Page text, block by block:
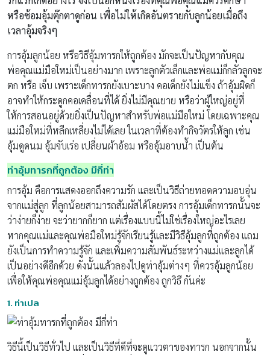
หรือซ้อมอุ้มตุ๊กตาดูก่อน เพื่อไม่ให้เกิดอันตรายกับลูกน้อยเมื่อถึง
เวลาอุ้มจริงๆ
การอุ้มลูกน้อย หรือวิธีอุ้มทารกให้ถูกต้อง มักจะเป็นปัญหากับคุณ
พ่อคุณแม่มือใหม่เป็นอย่างมาก เพราะลูกตัวเล็กและพ่อแม่ก็กลัวลูกจะ
ตก หรือ เจ็บ เพราะเด็กทารกยังเบาะบาง คอเด็กยังไม่แข็ง ถ้าอุ้มผิดก็
อาจทำให้กระดูกคอเคลื่อนที่ได้ ยิ่งไม่มีคุณยาย หรือว่าผู้ใหญ่อยู่ที่
ให้การสอนอยู่ด้วยยิ่งเป็นปัญหาสำหรับพ่อแม่มือใหม่ โดยเฉพาะคุณ
แม่มือใหม่ที่หลีกเหลี่ยงไม่ได้เลย ในเวลาที่ต้องทำกิจวัตรให้ลูก เช่น
อุ้มดูดนม อุ้มจับเร่อ เปลี่ยนผ้าอ้อม หรืออุ้มอาบน้ำ เป็นต้น
ท่าอุ้มทารกที่ถูกต้อง มีกี่ท่า
การอุ้ม คือการแสดงออกถึงความรัก และเป็นวิธีถ่ายทอดความอบอุ่น
จากแม่สู่ลูก ที่ลูกน้อยสามารถสัมผัสได้โดยตรง การอุ้มเด็กทารกนั้นจะ
ว่าง่ายก็ง่าย จะว่ายากก็ยาก แต่เรื่องแบบนี้ไม่ใช่เรื่องใหญ่อะไรเลย
หากคุณแม่และคุณพ่อมือใหม่รู้จักเรียนรู้และมีวิธีอุ้มลูกที่ถูกต้อง แถม
ยังเป็นการทำความรู้จัก และเพิ่มความสัมพันธ์ระหว่างแม่และลูกได้
เป็นอย่างดีอีกด้วย ดังนั้นแล้วลองไปดูท่าอุ้มต่างๆ ที่ควรอุ้มลูกน้อย
เพื่อให้คุณพ่อคุณแม่อุ้มลูกได้อย่างถูกต้อง ถูกวิธี กันค่ะ
1. ท่าเปล
วิธีนี้เป็นวิธีทั่วไป และเป็นวิธีที่ดีที่จะดูแววตาของทารก นอกจากนั้น